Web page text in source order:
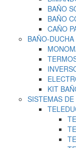
BAÑO
BAÑO
CAÑO
BAÑO-
KIT
SISTEMAS